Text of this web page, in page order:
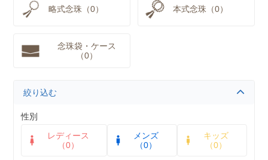
略式念珠（0） 本式念珠（0）
念珠袋・ケース
（0）
絞り込む
性別
レディース
（0）
メンズ
（0）
キッズ
（0）